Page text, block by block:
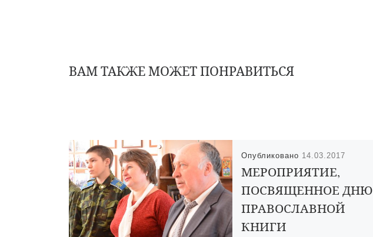
ВАМ ТАКЖЕ МОЖЕТ ПОНРАВИТЬСЯ
Опубликовано 14.03.2017
МЕРОПРИЯТИЕ,
ПОСВЯЩЕННОЕ ДНЮ
ПРАВОСЛАВНОЙ
КНИГИ